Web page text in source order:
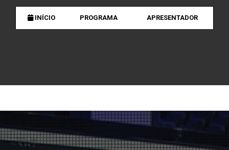
INÍCIO PROGRAMA APRESENTADOR